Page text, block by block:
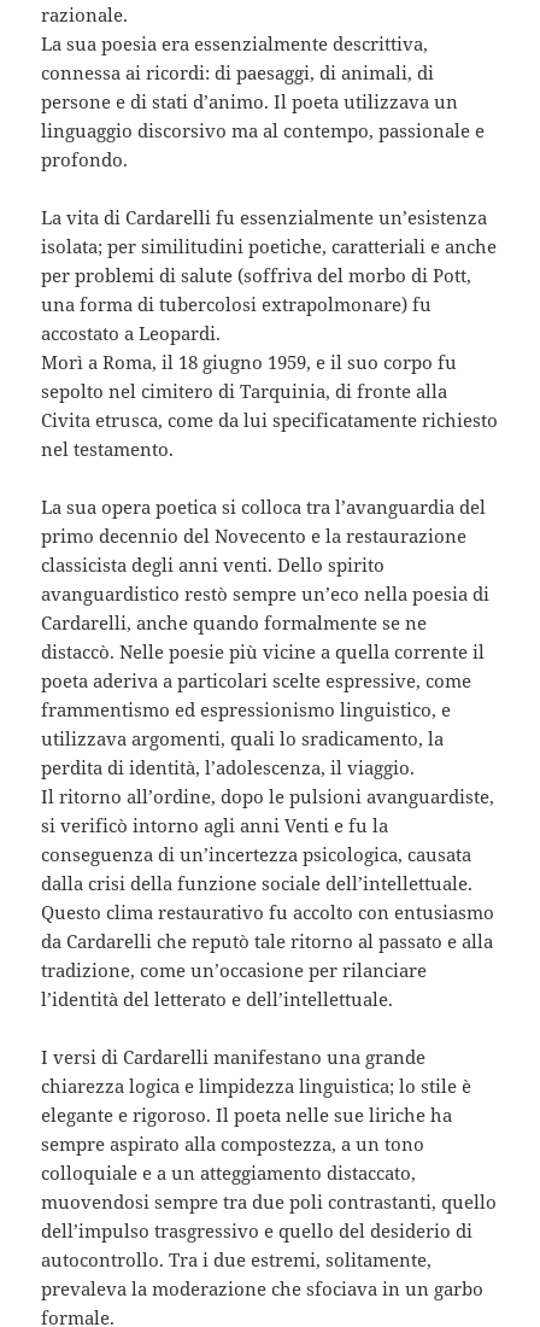
razionale.
La sua poesia era essenzialmente descrittiva,
connessa ai ricordi: di paesaggi, di animali, di
persone e di stati d’animo. Il poeta utilizzava un
linguaggio discorsivo ma al contempo, passionale e
profondo.
La vita di Cardarelli fu essenzialmente un’esistenza
isolata; per similitudini poetiche, caratteriali e anche
per problemi di salute (soffriva del morbo di Pott,
una forma di tubercolosi extrapolmonare) fu
accostato a Leopardi.
Morì a Roma, il 18 giugno 1959, e il suo corpo fu
sepolto nel cimitero di Tarquinia, di fronte alla
Civita etrusca, come da lui specificatamente richiesto
nel testamento.
La sua opera poetica si colloca tra l’avanguardia del
primo decennio del Novecento e la restaurazione
classicista degli anni venti. Dello spirito
avanguardistico restò sempre un’eco nella poesia di
Cardarelli, anche quando formalmente se ne
distaccò. Nelle poesie più vicine a quella corrente il
poeta aderiva a particolari scelte espressive, come
frammentismo ed espressionismo linguistico, e
utilizzava argomenti, quali lo sradicamento, la
perdita di identità, l’adolescenza, il viaggio.
Il ritorno all’ordine, dopo le pulsioni avanguardiste,
si verificò intorno agli anni Venti e fu la
conseguenza di un’incertezza psicologica, causata
dalla crisi della funzione sociale dell’intellettuale.
Questo clima restaurativo fu accolto con entusiasmo
da Cardarelli che reputò tale ritorno al passato e alla
tradizione, come un’occasione per rilanciare
l’identità del letterato e dell’intellettuale.
I versi di Cardarelli manifestano una grande
chiarezza logica e limpidezza linguistica; lo stile è
elegante e rigoroso. Il poeta nelle sue liriche ha
sempre aspirato alla compostezza, a un tono
colloquiale e a un atteggiamento distaccato,
muovendosi sempre tra due poli contrastanti, quello
dell’impulso trasgressivo e quello del desiderio di
autocontrollo. Tra i due estremi, solitamente,
prevaleva la moderazione che sfociava in un garbo
formale.